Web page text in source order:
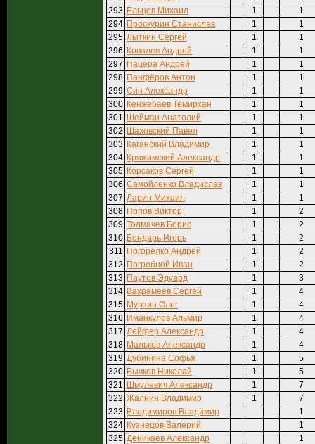
293 Ельцев Михаил 1
1
294 Проскурин Станислав 1
1
295 Лыткин Сергей 1
1
296 Ковалев Андрей 1
1
297 Пацера Андрей 1
1
298 Панфёров Антон 1
1
299 Син Александр 1
1
300 Кенжебаев Темирхан 1
1
301 Шейман Анатолий 1
1
302 Шаховский Павел 1
1
303 Каганский Владимир 1
1
304 Кряжимский Александр 1
1
305 Корсаков Сергей 1
1
306 Самойленко Владислав 1
1
307 Ларин Михаил 1
1
308 Попов Виктор 1
2
309 Толмачев Борис 1
2
310 Бондарь Игорь 1
2
311 Погорелко Андрей 1
2
312 Погребной Иван 1
2
313 Паутов Эдуард 1
3
314 Вахрамеев Сергей 1
4
315 Мурзин Олег 1
4
316 Иманкулов Альмир 1
4
317 Лейфер Александр 1
4
318 Мальков Александр 1
4
319 Дубинина Софья 1
5
320 Бычков Николай 1
5
321 Шмулевич Александр 1
7
322 Жалнин Владимир 1
7
323 Владимиров Владимир
1
324 Кузнецов Валерий
1
325 Деникаев Александр
1